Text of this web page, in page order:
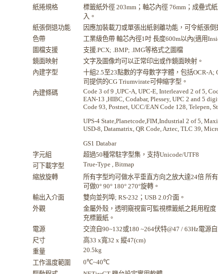
紙捲規格
標籤紙外徑 203mm；軸芯內徑 76mm；成疉式
入。
紙張倒退功能
因應加裝載刀或單張出紙剝離功能，可令紙張倒
色帶
工業級色帶 軸芯內徑1吋 長度600m以內(適用
圖檔支援
支援.PCX; .BMP; .IMG等格式之圖檔
鏡面映射
文字及圖像均可以正常印出或作鏡面映射。
內建字型
十組2.5至23點數的字母數字字體，包括OCR-A;
司提供的CG Triumvirate可伸縮字型。
內建條碼
Code 3 of 9 ,UPC-A, UPC-E, Interleaved 2 of 5,
EAN-13 ,HIBC, Codabar, Plessey, UPC 2 and 5
Code 93, Postnet, UCC/EAN Code 128, Telepen,
UPS-4 State,Planetcode,FIM,Industrial 2 of 5,
USD-8, Datamatrix, QR Code, Aztec, TLC 39,
GS1 Databar
字元組
超過50種常駐字型集，支持Unicode/UTF8
可下載字型
True-Type , Bitmap
縮放旋轉
所有字型均可做水平垂直方向之放大達24倍 所
可做0° 90° 180° 270°旋轉。
輸出入介面
雙向並列埠; RS-232；USB 2.0介面。
外觀
金屬外殼，透明窺視窗可監視標籤紙之耗用程度
充標籤紙。
電源
交流自90~132或180 ~264伏特@47 / 63Hz電源
尺寸
高33 x寬32 x 縱47(cm)
重量
20.5kg
工作溫度範圍
0℃~40℃